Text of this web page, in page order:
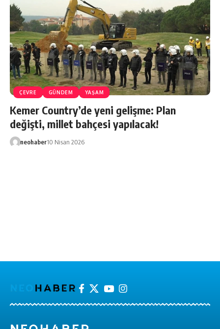
ÇEVRE GÜNDEM YAŞAM
Kemer Country’de yeni gelişme: Plan
değişti, millet bahçesi yapılacak!
neohaber10 Nisan 2026